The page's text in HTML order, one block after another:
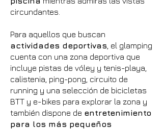
circundantes.
Para aquellos que buscan
actividades deportivas , el glamping
cuenta con una zona deportiva que
incluye pistas de vóley y tenis-playa,
calistenia, ping-pong, circuito de
running y una selección de bicicletas
BTT y e-bikes para explorar la zona y
también dispone de entretenimiento
para los más pequeños